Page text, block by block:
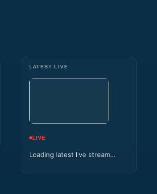
LATEST LIVE
LIVE
Loading latest live stream…